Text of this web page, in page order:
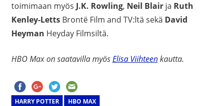
toimimaan myös J.K. Rowling, Neil Blairja Ruth
Kenley-LettsBrontë Film and TV:ltä sekä David
Heyman Heyday Filmsiltä.
HBO Max on saatavilla myösElisa Viihteenkautta.
HARRY POTTER HBO MAX